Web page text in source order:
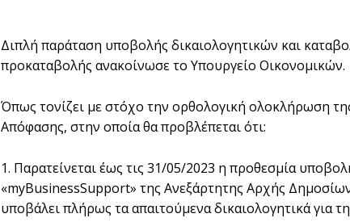
Διπλή παράταση υποβολής δικαιολογητικών και
προκαταβολής ανακοίνωσε το Υπουργείο Οικονομικών.
Όπως τονίζει με στόχο την ορθολογική ολοκλήρωση
Απόφασης, στην οποία θα προβλέπεται ότι:
1. Παρατείνεται έως τις 31/05/2023 η προθεσμία
«myBusinessSupport» της Ανεξάρτητης Αρχής
υποβάλει πλήρως τα απαιτούμενα δικαιολογητικά